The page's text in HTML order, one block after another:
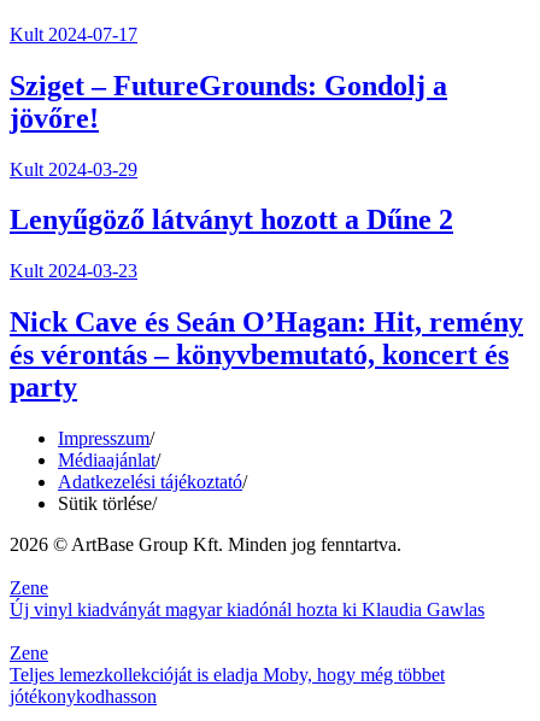
Kult 2024-07-17
Sziget – FutureGrounds: Gondolj a
jövőre!
Kult 2024-03-29
Lenyűgöző látványt hozott a Dűne 2
Kult 2024-03-23
Nick Cave és Seán O’Hagan: Hit, remény
és vérontás – könyvbemutató, koncert és
party
Impresszum/
Médiaajánlat/
Adatkezelési tájékoztató/
Sütik törlése/
2026 © ArtBase Group Kft. Minden jog fenntartva.
Zene
Új vinyl kiadványát magyar kiadónál hozta ki Klaudia Gawlas
Zene
Teljes lemezkollekcióját is eladja Moby, hogy még többet
jótékonykodhasson